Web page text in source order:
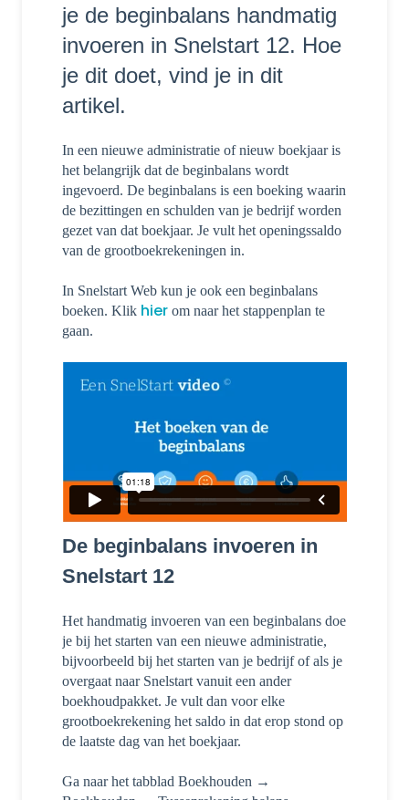
je de beginbalans handmatig
invoeren in Snelstart 12. Hoe
je dit doet, vind je in dit
artikel.
In een nieuwe administratie of nieuw boekjaar is
het belangrijk dat de beginbalans wordt
ingevoerd. De beginbalans is een boeking waarin
de bezittingen en schulden van je bedrijf worden
gezet van dat boekjaar. Je vult het openingssaldo
van de grootboekrekeningen in.
In Snelstart Web kun je ook een beginbalans
boeken. Klik hier om naar het stappenplan te
gaan.
De beginbalans invoeren in
Snelstart 12
Het handmatig invoeren van een beginbalans doe
je bij het starten van een nieuwe administratie,
bijvoorbeeld bij het starten van je bedrijf of als je
overgaat naar Snelstart vanuit een ander
boekhoudpakket. Je vult dan voor elke
grootboekrekening het saldo in dat erop stond op
de laatste dag van het boekjaar.
Ga naar het tabblad Boekhouden →